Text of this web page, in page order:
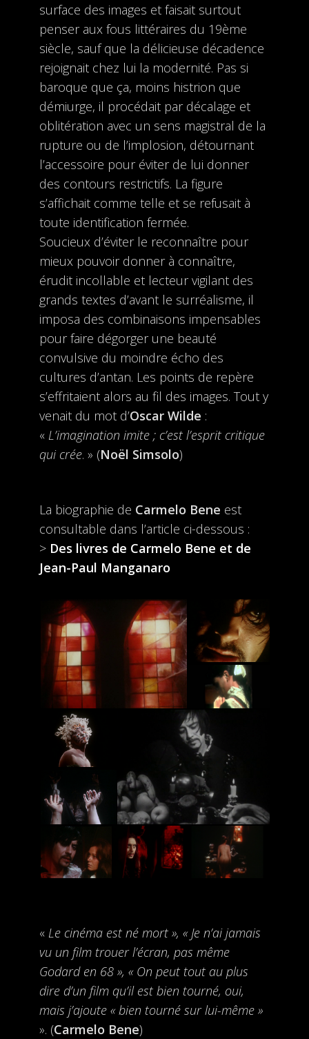
surface des images et faisait surtout
penser aux fous littéraires du 19ème
siècle, sauf que la délicieuse décadence
rejoignait chez lui la modernité. Pas si
baroque que ça, moins histrion que
démiurge, il procédait par décalage et
oblitération avec un sens magistral de la
rupture ou de l’implosion, détournant
l’accessoire pour éviter de lui donner
des contours restrictifs. La figure
s’affichait comme telle et se refusait à
toute identification fermée.
Soucieux d’éviter le reconnaître pour
mieux pouvoir donner à connaître,
érudit incollable et lecteur vigilant des
grands textes d’avant le surréalisme, il
imposa des combinaisons impensables
pour faire dégorger une beauté
convulsive du moindre écho des
cultures d’antan. Les points de repère
s’effritaient alors au fil des images. Tout y
venait du mot d’Oscar Wilde :
« L’imagination imite ; c’est l’esprit critique
qui crée. » (Noël Simsolo)
La biographie de Carmelo Bene est
consultable dans l’article ci-dessous :
> Des livres de Carmelo Bene et de
Jean-Paul Manganaro
« Le cinéma est né mort », « Je n’ai jamais
vu un film trouer l’écran, pas même
Godard en 68 », « On peut tout au plus
dire d’un film qu’il est bien tourné, oui,
mais j’ajoute « bien tourné sur lui-même »
». (Carmelo Bene)